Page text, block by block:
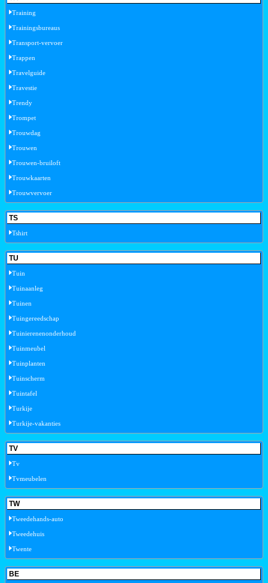
Training
Trainingsbureaus
Transport-vervoer
Trappen
Travelguide
Travestie
Trendy
Trompet
Trouwdag
Trouwen
Trouwen-bruiloft
Trouwkaarten
Trouwvervoer
TS
Tshirt
TU
Tuin
Tuinaanleg
Tuinen
Tuingereedschap
Tuinierenenonderhoud
Tuinmeubel
Tuinplanten
Tuinscherm
Tuintafel
Turkije
Turkije-vakanties
TV
Tv
Tvmeubelen
TW
Tweedehands-auto
Tweedehuis
Twente
BE